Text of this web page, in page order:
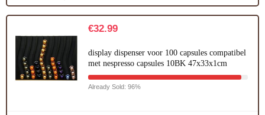
€32.99
display dispenser voor 100 capsules compatibel
met nespresso capsules 10BK 47x33x1cm
Already Sold: 96%